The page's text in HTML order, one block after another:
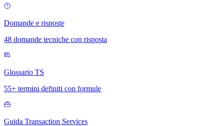
Domande e risposte
48 domande tecniche con risposta
Glossario TS
55+ termini definiti con formule
Guida Transaction Services